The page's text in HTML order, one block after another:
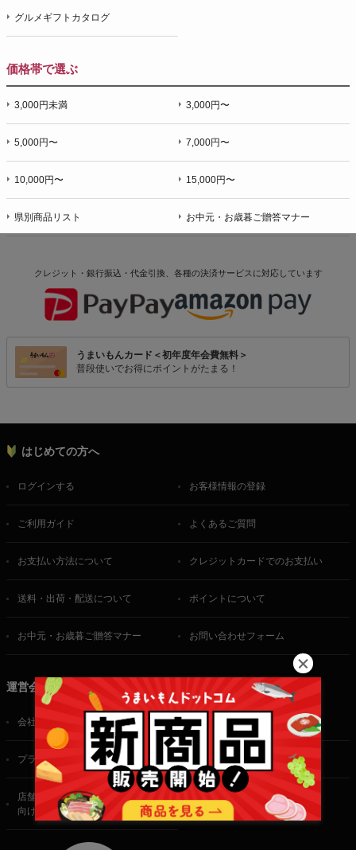
グルメギフトカタログ
価格帯で選ぶ
3,000円未満 3,000円〜
5,000円〜 7,000円〜
10,000円〜 15,000円〜
県別商品リスト お中元・お歳暮ご贈答マナー
クレジット・銀行振込・代金引換、各種の決済サービスに対応しています
うまいもんカード＜初年度年会費無料＞
普段使いでお得にポイントがたまる！
はじめての方へ
ログインする お客様情報の登録
ご利用ガイド よくあるご質問
お支払い方法について クレジットカードでのお支払い
送料・出荷・配送について ポイントについて
お中元・お歳暮ご贈答マナー お問い合わせフォーム
運営会社
会社概要 ご利用規約
プライバシーポリシー 特定商取引法に基づく表記
店舗・法人・生産者様
向けのお問い合わせ